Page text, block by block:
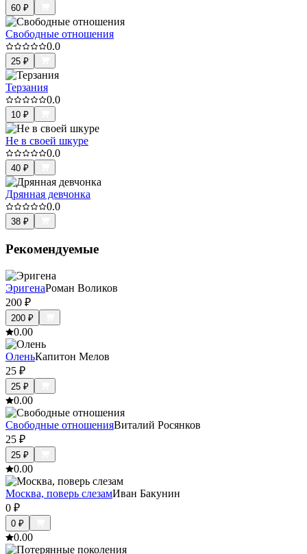
60 ₽
Свободные отношения
0.0
25 ₽
Терзания
0.0
10 ₽
Не в своей шкуре
0.0
40 ₽
Дрянная девчонка
0.0
38 ₽
Рекомендуемые
ЭригенаРоман Воликов
200 ₽
200 ₽
0.00
ОленьКапитон Мелов
25 ₽
25 ₽
0.00
Свободные отношенияВиталий Росянков
25 ₽
25 ₽
0.00
Москва, поверь слезамИван Бакунин
0 ₽
0 ₽
0.00